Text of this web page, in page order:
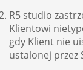
R5 studio
Klientowi
gdy Klient nie
ustalonej przez